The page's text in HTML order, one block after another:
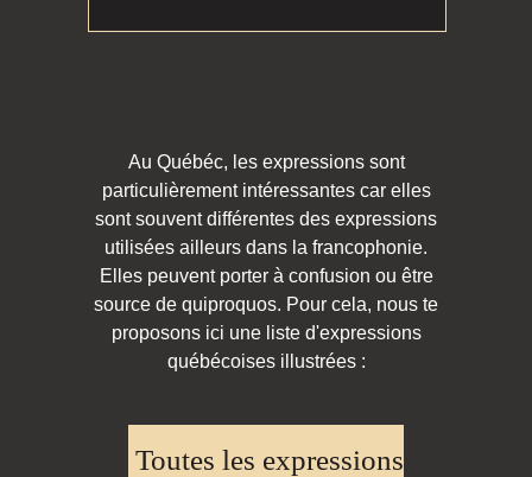
Au Québéc, les expressions sont
particulièrement intéressantes car elles
sont souvent différentes des expressions
utilisées ailleurs dans la francophonie.
Elles peuvent porter à confusion ou être
source de quiproquos. Pour cela, nous te
proposons ici une liste d'expressions
québécoises illustrées :
Toutes les expressions